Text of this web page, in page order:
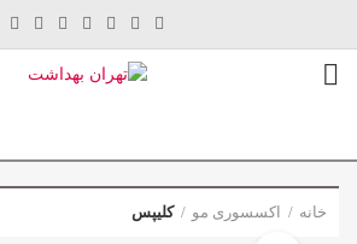
خانه اکسسوری مو کلیپس